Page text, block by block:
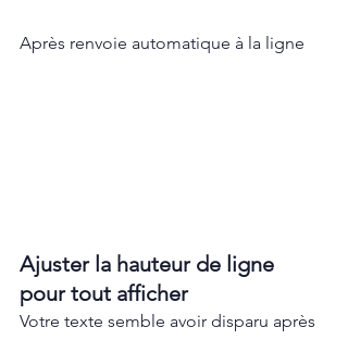
Après renvoie automatique à la ligne
Ajuster la hauteur de ligne
pour tout afficher
Votre texte semble avoir disparu après